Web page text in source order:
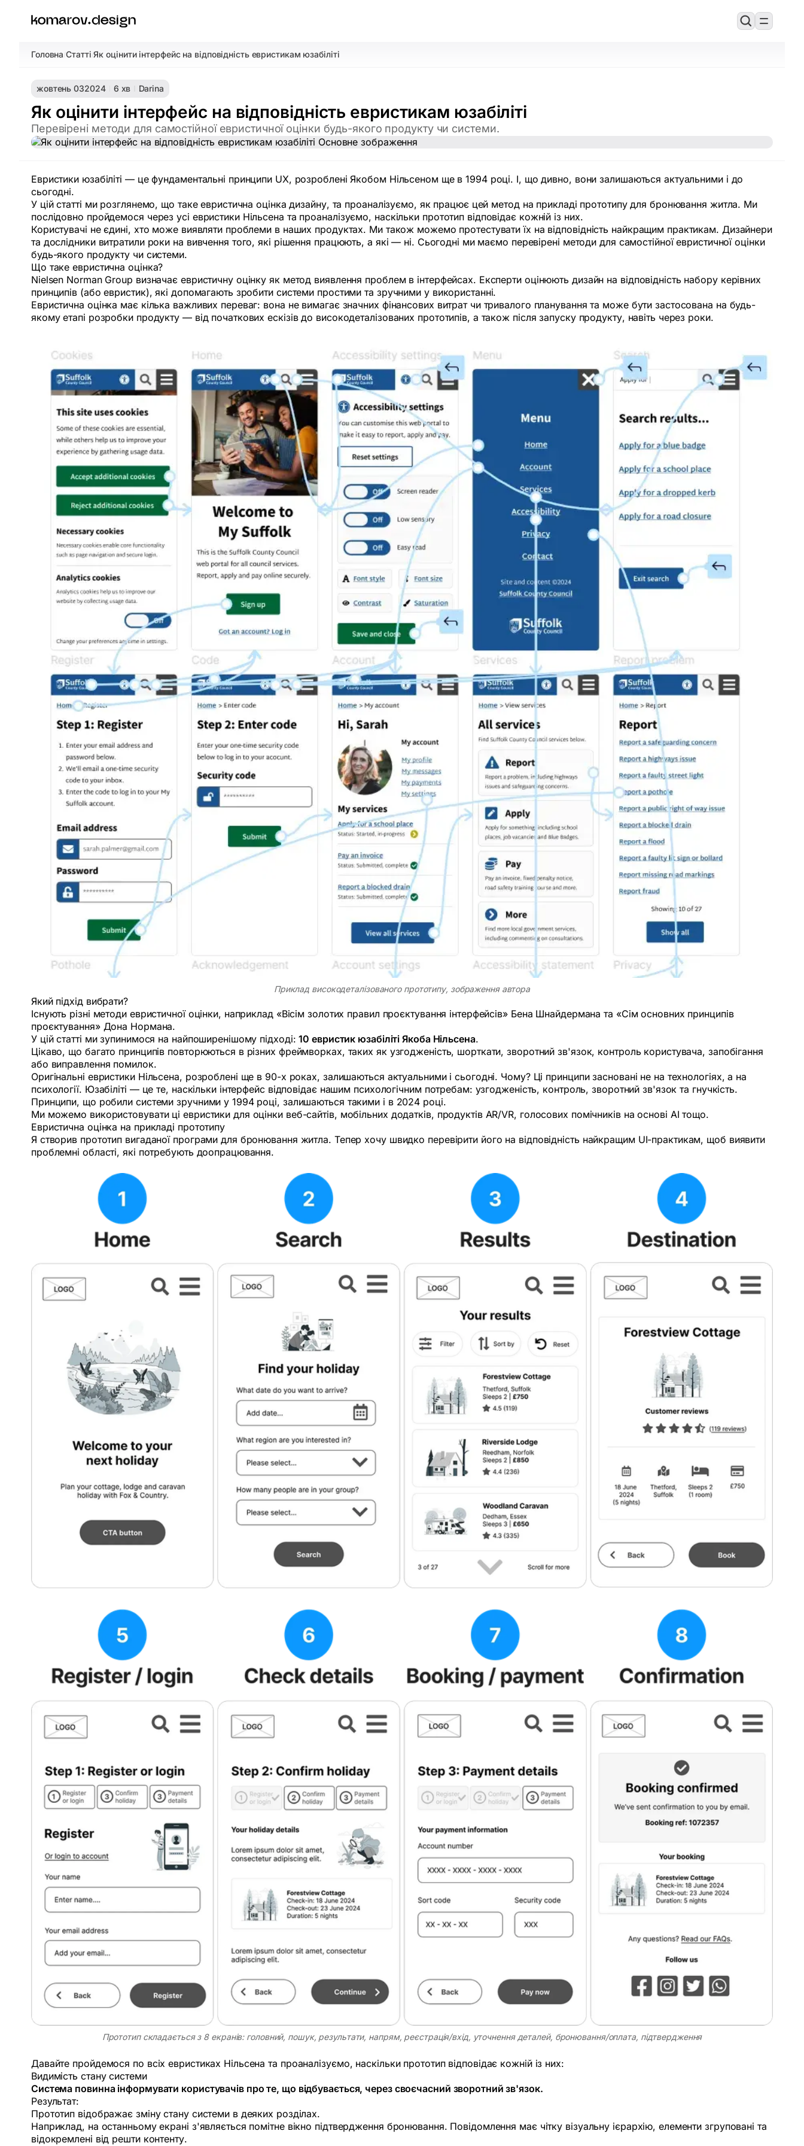
Головна/Статті/Як оцінити інтерфейс на відповідність евристикам юзабіліті
жовтень 032024 6 хв Darina
Як оцінити інтерфейс на відповідність евристикам юзабіліті
Перевірені методи для самостійної евристичної оцінки будь-якого продукту чи системи.
Евристики юзабіліті — це фундаментальні принципи UX, розроблені Якобом Нільсеном ще в 1994 році. І, що дивно, вони залишаються актуальними і до
сьогодні.
У цій статті ми розглянемо, що таке евристична оцінка дизайну, та проаналізуємо, як працює цей метод на прикладі прототипу для бронювання житла. Ми
послідовно пройдемося через усі евристики Нільсена та проаналізуємо, наскільки прототип відповідає кожній із них.
Користувачі не єдині, хто може виявляти проблеми в наших продуктах. Ми також можемо протестувати їх на відповідність найкращим практикам. Дизайнери
та дослідники витратили роки на вивчення того, які рішення працюють, а які — ні. Сьогодні ми маємо перевірені методи для самостійної евристичної оцінки
будь-якого продукту чи системи.
Що таке евристична оцінка?
Nielsen Norman Group визначає евристичну оцінку як метод виявлення проблем в інтерфейсах. Експерти оцінюють дизайн на відповідність набору керівних
принципів (або евристик), які допомагають зробити системи простими та зручними у використанні.
Евристична оцінка має кілька важливих переваг: вона не вимагає значних фінансових витрат чи тривалого планування та може бути застосована на будь-
якому етапі розробки продукту — від початкових ескізів до високодеталізованих прототипів, а також після запуску продукту, навіть через роки.
Приклад високодеталізованого прототипу, зображення автора
Який підхід вибрати?
Існують різні методи евристичної оцінки, наприклад «Вісім золотих правил проєктування інтерфейсів» Бена Шнайдермана та «Сім основних принципів
проєктування» Дона Нормана.
У цій статті ми зупинимося на найпоширенішому підході:10 евристик юзабіліті Якоба Нільсена.
Цікаво, що багато принципів повторюються в різних фреймворках, таких як узгодженість, шорткати, зворотний зв'язок, контроль користувача, запобігання
або виправлення помилок.
Оригінальні евристики Нільсена, розроблені ще в 90-х роках, залишаються актуальними і сьогодні. Чому? Ці принципи засновані не на технологіях, а на
психології. Юзабіліті — це те, наскільки інтерфейс відповідає нашим психологічним потребам: узгодженість, контроль, зворотний зв'язок та гнучкість.
Принципи, що робили системи зручними у 1994 році, залишаються такими і в 2024 році.
Ми можемо використовувати ці евристики для оцінки веб-сайтів, мобільних додатків, продуктів AR/VR, голосових помічників на основі AI тощо.
Евристична оцінка на прикладі прототипу
Я створив прототип вигаданої програми для бронювання житла. Тепер хочу швидко перевірити його на відповідність найкращим UI-практикам, щоб виявити
проблемні області, які потребують доопрацювання.
Прототип складається з 8 екранів: головний, пошук, результати, напрям, реєстрація/вхід, уточнення деталей, бронювання/оплата, підтвердження
Давайте пройдемося по всіх евристиках Нільсена та проаналізуємо, наскільки прототип відповідає кожній із них:
Видимість стану системи
Система повинна інформувати користувачів про те, що відбувається, через своєчасний зворотний зв'язок.
Результат:
Прототип відображає зміну стану системи в деяких розділах.
Наприклад, на останньому екрані з'являється помітне вікно підтвердження бронювання. Повідомлення має чітку візуальну ієрархію, елементи згруповані та
відокремлені від решти контенту.